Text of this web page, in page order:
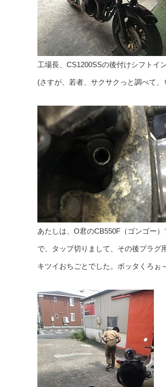
工場長、CS1200SSの後付けシフトイ
(さすが、若者、サクサクっと調べて
あたしは、O君のCB550F（ゴンゴー
で、タップ切りまして、その後プラグ
キツイおちごとでした。ボッタくろぉ